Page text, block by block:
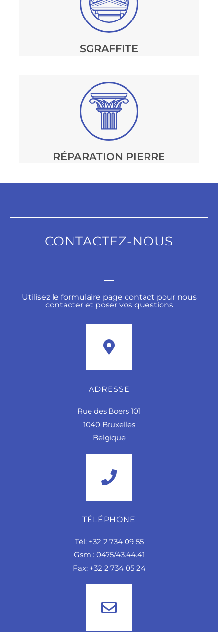
SGRAFFITE
RÉPARATION PIERRE
CONTACTEZ-NOUS
Utilisez le formulaire page contact pour nous
contacter et poser vos questions
ADRESSE
Rue des Boers 101
1040 Bruxelles
Belgique
TÉLÉPHONE
Tél: +32 2 734 09 55
Gsm : 0475/43.44.41
Fax: +32 2 734 05 24